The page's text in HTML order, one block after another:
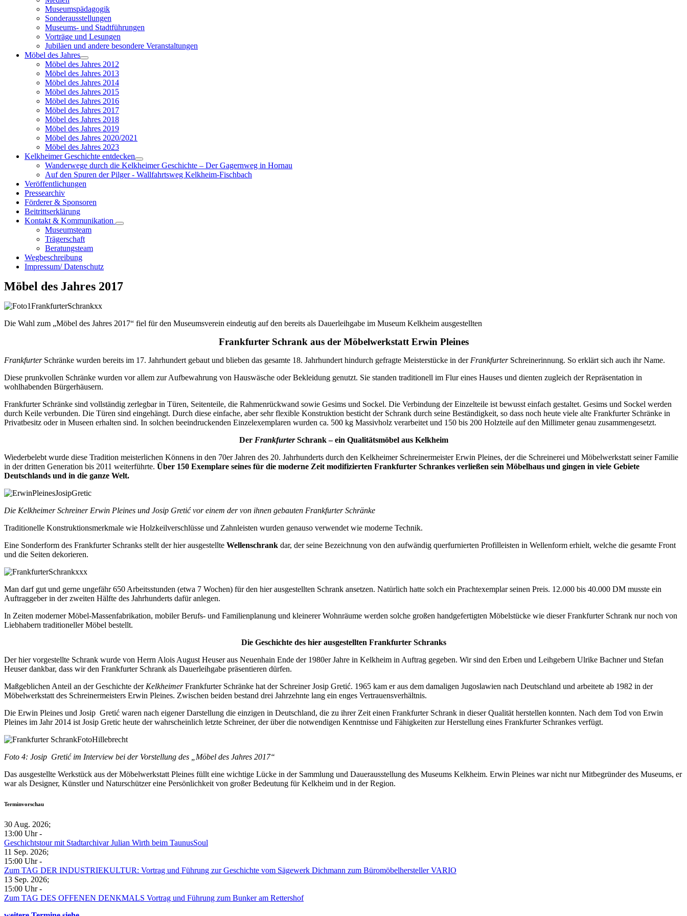
Museumspädagogik
Sonderausstellungen
Museums- und Stadtführungen
Vorträge und Lesungen
Jubiläen und andere besondere Veranstaltungen
Möbel des Jahres
Möbel des Jahres 2012
Möbel des Jahres 2013
Möbel des Jahres 2014
Möbel des Jahres 2015
Möbel des Jahres 2016
Möbel des Jahres 2017
Möbel des Jahres 2018
Möbel des Jahres 2019
Möbel des Jahres 2020/2021
Möbel des Jahres 2023
Kelkheimer Geschichte entdecken
Wanderwege durch die Kelkheimer Geschichte – Der Gagernweg in Hornau
Auf den Spuren der Pilger - Wallfahrtsweg Kelkheim-Fischbach
Veröffentlichungen
Pressearchiv
Förderer & Sponsoren
Beitrittserklärung
Kontakt & Kommunikation
Museumsteam
Trägerschaft
Beratungsteam
Wegbeschreibung
Impressum/ Datenschutz
Möbel des Jahres 2017
Die Wahl zum „Möbel des Jahres 2017“ fiel für den Museumsverein eindeutig auf den bereits als Dauerleihgabe im Museum Kelkheim ausgestellten
Frankfurter Schrank aus der Möbelwerkstatt Erwin Pleines
Frankfurter Schränke wurden bereits im 17. Jahrhundert gebaut und blieben das gesamte 18. Jahrhundert hindurch gefragte Meisterstücke in der FrankfurterSchreinerinnung. So erklärt sich auch ihr Name.
Diese prunkvollen Schränke wurden vor allem zur Aufbewahrung von Hauswäsche oder Bekleidung genutzt. Sie standen traditionell im Flur eines Hauses und dienten zugleich der Repräsentation in
wohlhabenden Bürgerhäusern.
Frankfurter Schränke sind vollständig zerlegbar in Türen, Seitenteile, die Rahmenrückwand sowie Gesims und Sockel. Die Verbindung der Einzelteile ist bewusst einfach gestaltet. Gesims und Sockel werden
durch Keile verbunden. Die Türen sind eingehängt. Durch diese einfache, aber sehr flexible Konstruktion besticht der Schrank durch seine Beständigkeit, so dass noch heute viele alte Frankfurter Schränke in
Privatbesitz oder in Museen erhalten sind. In solchen beeindruckenden Einzelexemplaren wurden ca. 500 kg Massivholz verarbeitet und 150 bis 200 Holzteile auf den Millimeter genau zusammengesetzt.
Der FrankfurterSchrank – ein Qualitätsmöbel aus Kelkheim
Wiederbelebt wurde diese Tradition meisterlichen Könnens in den 70er Jahren des 20. Jahrhunderts durch den Kelkheimer Schreinermeister Erwin Pleines, der die Schreinerei und Möbelwerkstatt seiner Familie
in der dritten Generation bis 2011 weiterführte. Über 150 Exemplare seines für die moderne Zeit modifizierten Frankfurter Schrankes verließen sein Möbelhaus und gingen in viele Gebiete
Deutschlands und in die ganze Welt.
Die Kelkheimer Schreiner Erwin Pleines und Josip Gretić vor einem der von ihnen gebauten Frankfurter Schränke
Traditionelle Konstruktionsmerkmale wie Holzkeilverschlüsse und Zahnleisten wurden genauso verwendet wie moderne Technik.
Eine Sonderform des Frankfurter Schranks stellt der hier ausgestellte Wellenschrank dar, der seine Bezeichnung von den aufwändig querfurnierten Profilleisten in Wellenform erhielt, welche die gesamte Front
und die Seiten dekorieren.
Man darf gut und gerne ungefähr 650 Arbeitsstunden (etwa 7 Wochen) für den hier ausgestellten Schrank ansetzen. Natürlich hatte solch ein Prachtexemplar seinen Preis. 12.000 bis 40.000 DM musste ein
Auftraggeber in der zweiten Hälfte des Jahrhunderts dafür anlegen.
In Zeiten moderner Möbel-Massenfabrikation, mobiler Berufs- und Familienplanung und kleinerer Wohnräume werden solche großen handgefertigten Möbelstücke wie dieser Frankfurter Schrank nur noch von
Liebhabern traditioneller Möbel bestellt.
Die Geschichte des hier ausgestellten Frankfurter Schranks
Der hier vorgestellte Schrank wurde von Herrn Alois August Heuser aus Neuenhain Ende der 1980er Jahre in Kelkheim in Auftrag gegeben. Wir sind den Erben und Leihgebern Ulrike Bachner und Stefan
Heuser dankbar, dass wir den Frankfurter Schrank als Dauerleihgabe präsentieren dürfen.
Maßgeblichen Anteil an der Geschichte der KelkheimerFrankfurter Schränke hat der Schreiner Josip Gretić. 1965 kam er aus dem damaligen Jugoslawien nach Deutschland und arbeitete ab 1982 in der
Möbelwerkstatt des Schreinermeisters Erwin Pleines. Zwischen beiden bestand drei Jahrzehnte lang ein enges Vertrauensverhältnis.
Die Erwin Pleines und Josip Gretić waren nach eigener Darstellung die einzigen in Deutschland, die zu ihrer Zeit einen Frankfurter Schrank in dieser Qualität herstellen konnten. Nach dem Tod von Erwin
Pleines im Jahr 2014 ist Josip Gretic heute der wahrscheinlich letzte Schreiner, der über die notwendigen Kenntnisse und Fähigkeiten zur Herstellung eines Frankfurter Schrankes verfügt.
Foto 4: Josip Gretić im Interview bei der Vorstellung des „Möbel des Jahres 2017“
Das ausgestellte Werkstück aus der Möbelwerkstatt Pleines füllt eine wichtige Lücke in der Sammlung und Dauerausstellung des Museums Kelkheim. Erwin Pleines war nicht nur Mitbegründer des Museums, er
war als Designer, Künstler und Naturschützer eine Persönlichkeit von großer Bedeutung für Kelkheim und in der Region.
Terminvorschau
30 Aug. 2026;
13:00 Uhr-
Geschichtstour mit Stadtarchivar Julian Wirth beim TaunusSoul
11 Sep. 2026;
15:00 Uhr-
Zum TAG DER INDUSTRIEKULTUR: Vortrag und Führung zur Geschichte vom Sägewerk Dichmann zum Büromöbelhersteller VARIO
13 Sep. 2026;
15:00 Uhr-
Zum TAG DES OFFENEN DENKMALS Vortrag und Führung zum Bunker am Rettershof